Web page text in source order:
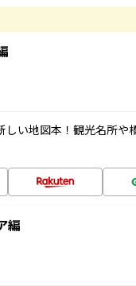
しい地図本！観光名所や
編